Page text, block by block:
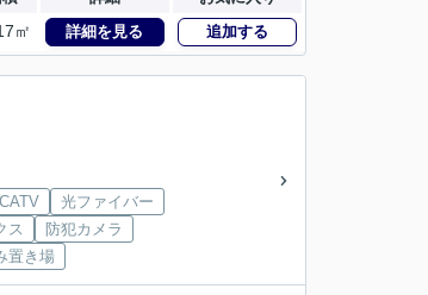
㎡ 詳細を見る 追加する
CATV
光ファイバー
ス
防犯カメラ
置き場